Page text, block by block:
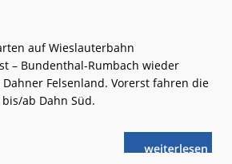
auf Wieslauterbahn
– Bundenthal-Rumbach wieder
Felsenland. Vorerst fahren die
ab Dahn Süd.
weiterlese
nRLP: